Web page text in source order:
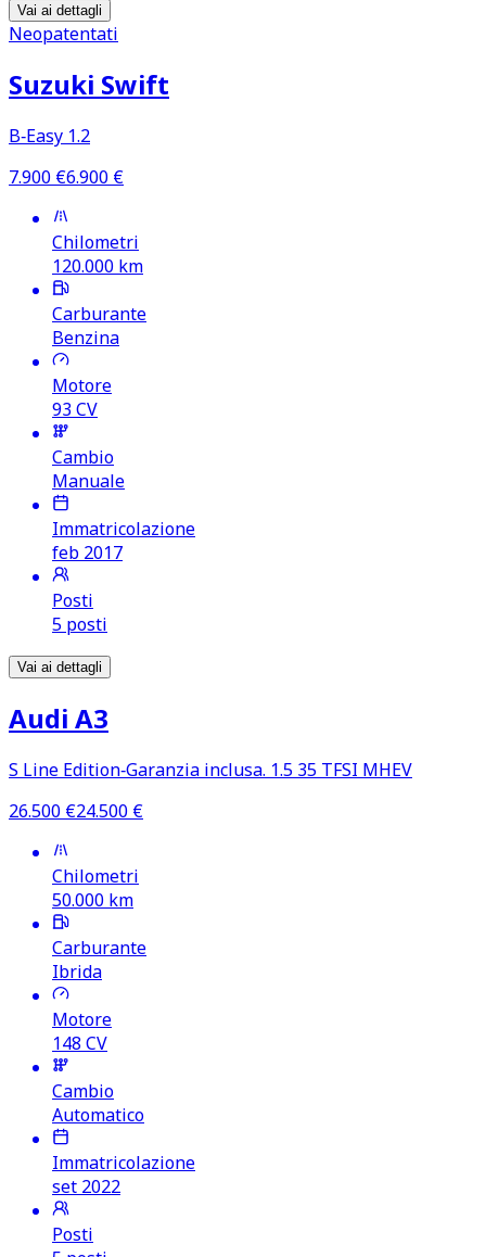
Vai ai dettagli
Neopatentati
Suzuki Swift
B‑Easy 1.2
7.900 €6.900 €
Chilometri
120.000 km
Carburante
Benzina
Motore
93CV
Cambio
Manuale
Immatricolazione
feb 2017
Posti
5 posti
Vai ai dettagli
Audi A3
S Line Edition‑Garanzia inclusa. 1.5 35 TFSI MHEV
26.500 €24.500 €
Chilometri
50.000 km
Carburante
Ibrida
Motore
148 CV
Cambio
Automatico
Immatricolazione
set 2022
Posti